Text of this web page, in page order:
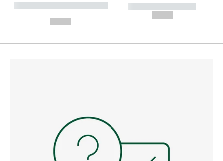
----------- ----------- --------
----------- -----------